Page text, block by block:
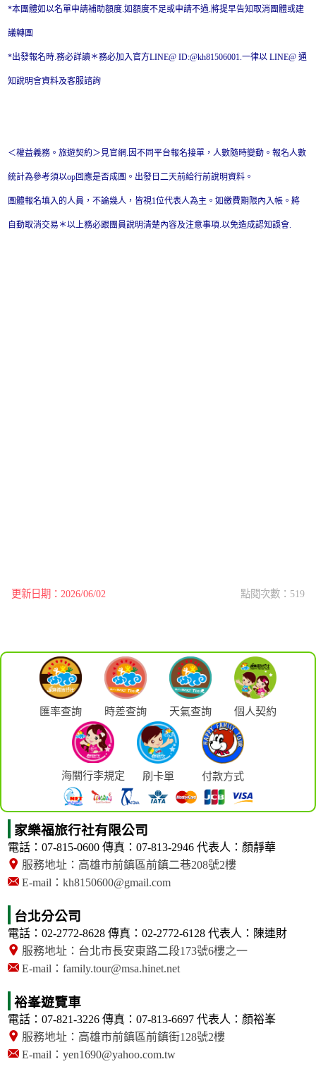
*本團體如以名單申請補助額度.如額度不足或申請不過.將提早告知取消團體或建
議轉團
*出發報名時.務必詳讀＊務必加入官方LINE@ ID:@kh81506001.一律以 LINE@ 通
知說明會資料及客服諮詢
＜權益義務。旅遊契約＞見官網.因不同平台報名接單，人數隨時變動。報名人數
統計為參考須以op回應是否成團。出發日二天前給行前說明資料。
團體報名填入的人員，不論幾人，皆視1位代表人為主。如繳費期限內入帳。將
自動取消交易＊以上務必跟團員說明清楚內容及注意事項.以免造成認知誤會.
更新日期：2026/06/02 點閱次數：519
匯率查詢 時差查詢 天氣查詢 個人契約
海關行李規定 刷卡單 付款方式
家樂福旅行社有限公司
電話：07-815-0600 傳真：07-813-2946 代表人：顏靜華
服務地址：高雄市前鎮區前鎮二巷208號2樓
E-mail：kh8150600@gmail.com
台北分公司
電話：02-2772-8628 傳真：02-2772-6128 代表人：陳連財
服務地址：台北市長安東路二段173號6樓之一
E-mail：family.tour@msa.hinet.net
裕峯遊覽車
電話：07-821-3226 傳真：07-813-6697 代表人：顏裕峯
服務地址：高雄市前鎮區前鎮街128號2樓
E-mail：yen1690@yahoo.com.tw